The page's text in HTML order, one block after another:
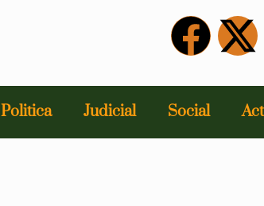
Politica Judicial Social